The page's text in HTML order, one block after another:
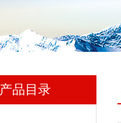
产品目录